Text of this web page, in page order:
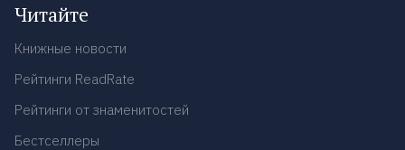
Читайте
Книжные новости
Рейтинги ReadRate
Рейтинги от знаменитостей
Бестселлеры